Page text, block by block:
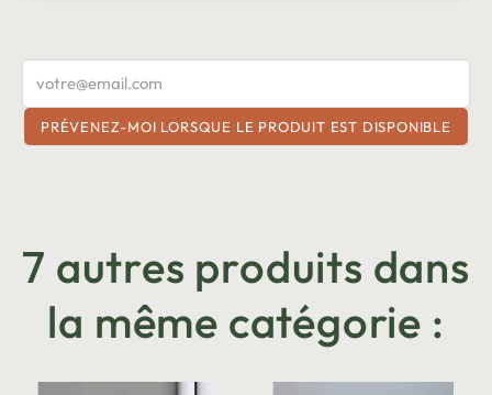
PRÉVENEZ-MOI LORSQUE LE PRODUIT EST DISPONIBLE
7 autres produits dans
la même catégorie :